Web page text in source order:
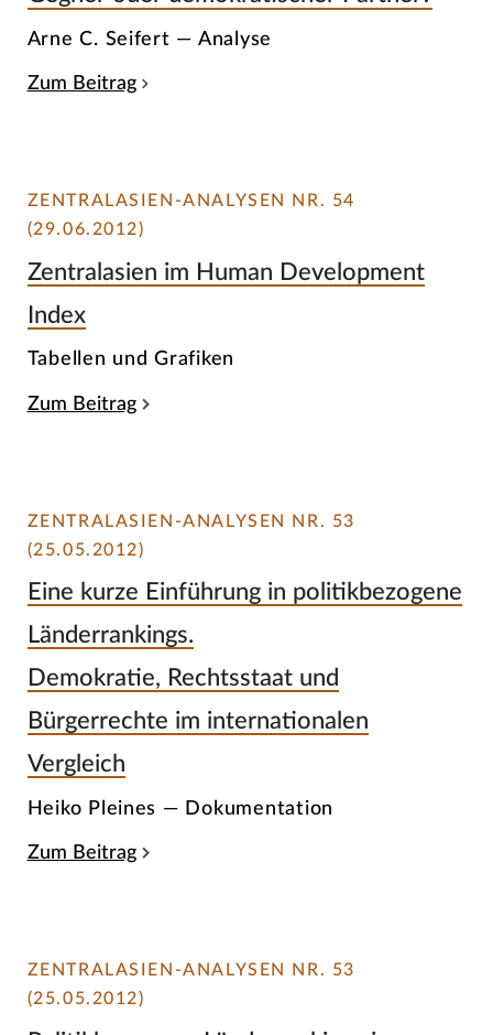
Arne C. Seifert — Analyse
Zum Beitrag
ZENTRALASIEN-ANALYSEN NR. 54
(29.06.2012)
Zentralasien im Human Development
Index
Tabellen und Grafiken
Zum Beitrag
ZENTRALASIEN-ANALYSEN NR. 53
(25.05.2012)
Eine kurze Einführung in politikbezogene
Länderrankings.
Demokratie, Rechtsstaat und
Bürgerrechte im internationalen
Vergleich
Heiko Pleines — Dokumentation
Zum Beitrag
ZENTRALASIEN-ANALYSEN NR. 53
(25.05.2012)